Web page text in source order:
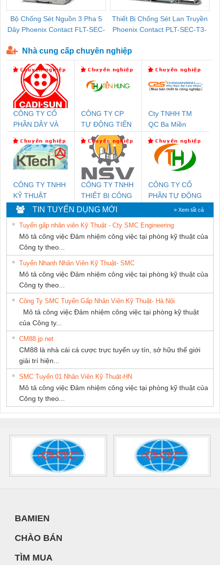
Bộ Chống Sét Nguồn 3 Pha 5
Dây Phoenix Contact FLT-SEC-
Thiết Bị Chống Sét Lan Truyền
Phoenix Contact PLT-SEC-T3-
Nhà cung cấp chuyên nghiệp
CÔNG TY CỔ
PHẦN DÂY VÀ
THƯỢNG ĐÌNH
CÔNG TY CP
TỰ ĐỘNG TIẾN
HƯNG
Cty TNHH TM
QC Ba Miền
CÔNG TY TNHH
KỸ THUẬT
KTECH VIỆT
NAM
CÔNG TY TNHH
THIẾT BỊ CÔNG
NGHIỆP NIHON
SETSUBI VIỆT
NAM
CÔNG TY CỔ
PHẦN TỰ ĐỘNG
TIẾN HƯNG
TIN TUYỂN DỤNG MỚI » Xem tất cả
Tuyển gấp nhân viên Kỹ Thuật - Cty SMC Engineering
Mô tả công việc Đảm nhiệm công việc tại phòng kỹ thuật của
Công ty theo...
Tuyển Nhanh Nhân Viên Kỹ Thuật- SMC
Mô tả công việc Đảm nhiệm công việc tại phòng kỹ thuật của
Công ty theo...
Công Ty SMC Tuyển Gấp Nhân Viên Kỹ Thuật- Hà Nội
Mô tả công việc Đảm nhiệm công việc tại phòng kỹ thuật
của Công ty...
CM88 jp net
CM88 là nhà cái cá cược trực tuyến uy tín, sở hữu thế giới
giải trí hiện...
SMC Tuyển 01 Nhân Viên Kỹ Thuật-HN
Mô tả công việc Đảm nhiệm công việc tại phòng kỹ thuật của
Công ty theo...
BAMIEN
CHÀO BÁN
TÌM MUA